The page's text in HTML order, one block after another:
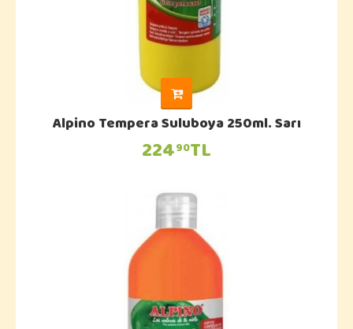
Alpino Tempera Suluboya 250ml. Sarı
22490TL